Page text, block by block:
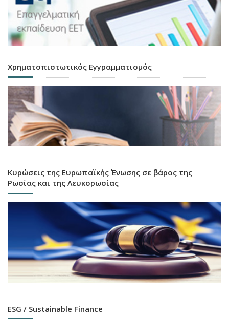
Χρηματοπιστωτικός Εγγραμματισμός
Κυρώσεις της Ευρωπαϊκής Ένωσης σε βάρος της
Ρωσίας και της Λευκορωσίας
ESG / Sustainable Finance